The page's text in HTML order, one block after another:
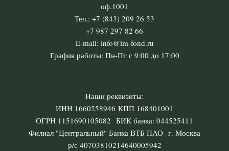
оф.1001
Тел.: +7 (843) 209 26 53
+7 987 297 82 66
E-mail: info@im-fond.ru
График работы: Пн-Пт с 9:00 до 17:00
Наши реквизиты:
ИНН 1660258946 КПП 168401001
ОГРН 1151690105082 БИК банка: 044525411
Филиал "Центральный" Банка ВТБ ПАО г. Москва
р/с 40703810214640005942